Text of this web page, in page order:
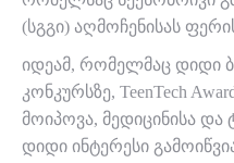
(სგგი) აღმოჩენისას
იდეამ, რომელმაც დიდი
კონკურსზე, TeenTech
მოიპოვა, მედიცინისა
დიდი ინტერესი